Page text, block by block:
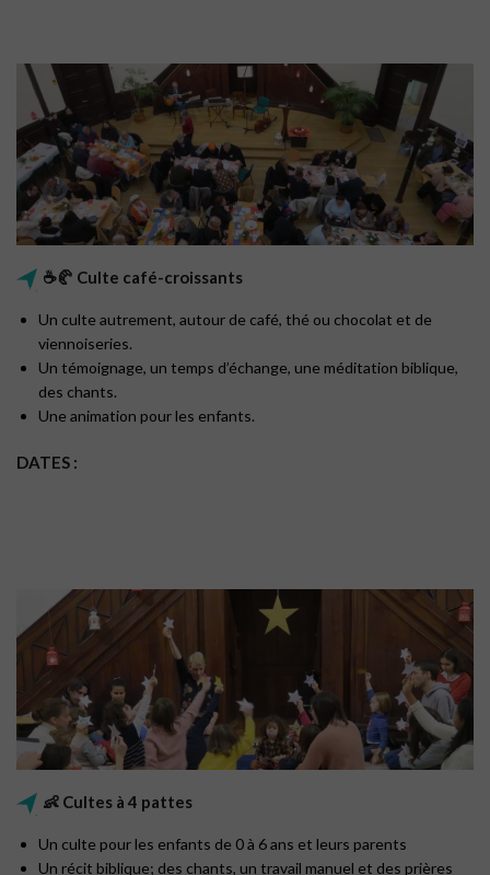
☕🥐 Culte café-croissants
Un culte autrement, autour de café, thé ou chocolat et de
viennoiseries.
Un témoignage, un temps d’échange, une méditation biblique,
des chants.
Une animation pour les enfants.
DATES :
👶 Cultes à 4 pattes
Un culte pour les enfants de 0 à 6 ans et leurs parents
Un récit biblique; des chants, un travail manuel et des prières